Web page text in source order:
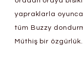
yapraklarla
tüm Buzzy
Müthiş bir özgürlük.